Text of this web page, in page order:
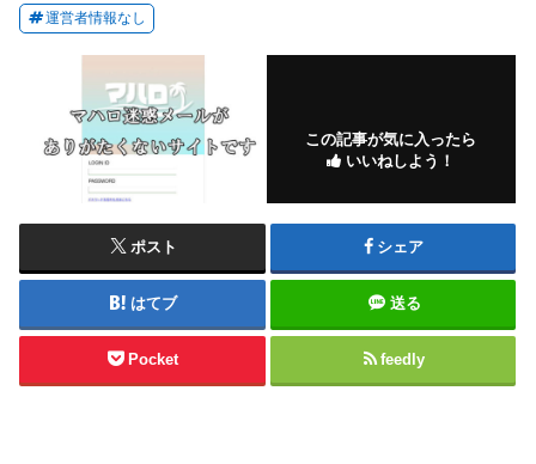
運営者情報なし
この記事が気に入ったら
いいねしよう！
ポスト シェア
はてブ 送る
Pocket feedly